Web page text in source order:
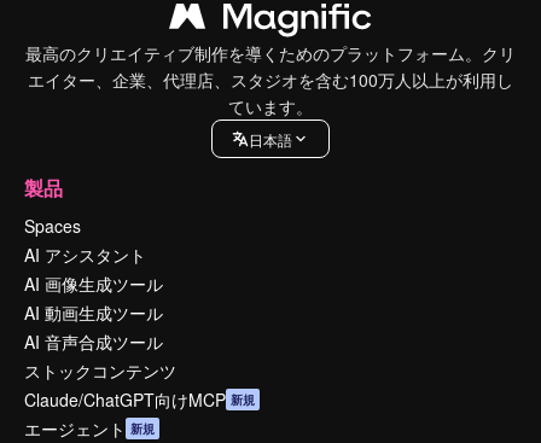
最高のクリエイティブ制作を導くためのプラットフォーム。クリ
エイター、企業、代理店、スタジオを含む100万人以上が利用し
ています。
日本語
製品
Spaces
AI アシスタント
AI 画像生成ツール
AI 動画生成ツール
AI 音声合成ツール
ストックコンテンツ
Claude/ChatGPT向けMCP 新規
エージェント 新規